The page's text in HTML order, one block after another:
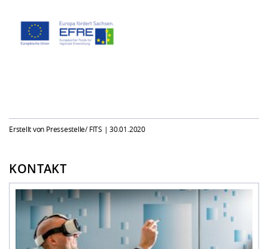
Erstellt von Pressestelle/ FITS |30.01.2020
KONTAKT